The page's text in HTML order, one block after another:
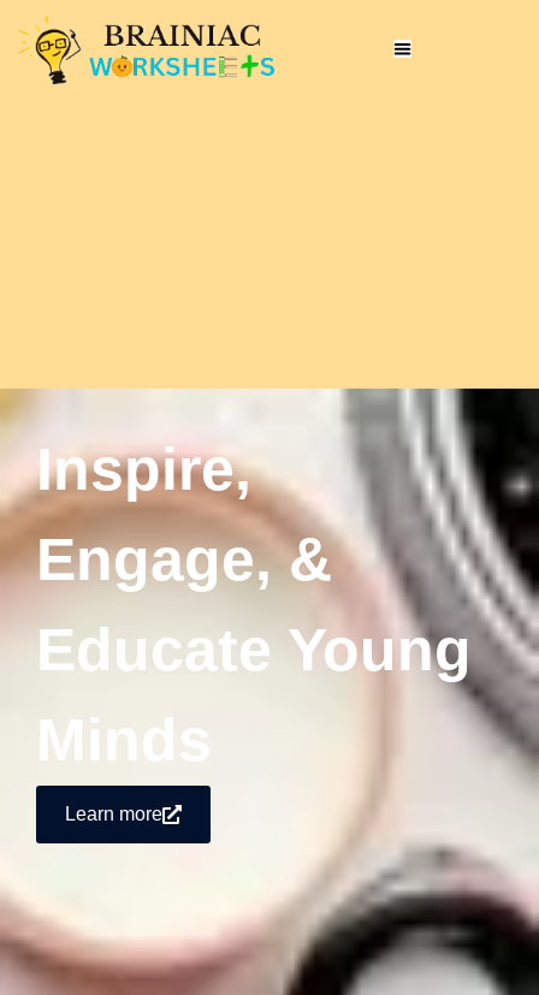
Inspire,
Engage, &
Educate Young
Minds
Learn more